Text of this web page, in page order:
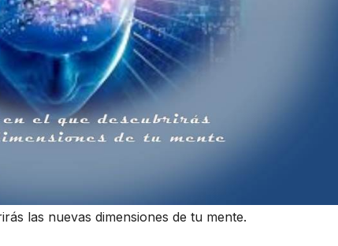
las nuevas dimensiones de tu mente.